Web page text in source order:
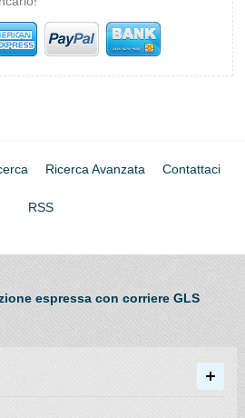
Ricerca Avanzata Contattaci
RSS
espressa con corriere GLS